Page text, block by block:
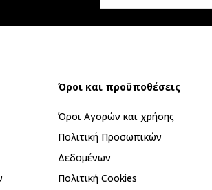
Όροι και προϋποθέσεις
Όροι Αγορών και χρήσης
Πολιτική Προσωπικών
Δεδομένων
Πολιτική Cookies